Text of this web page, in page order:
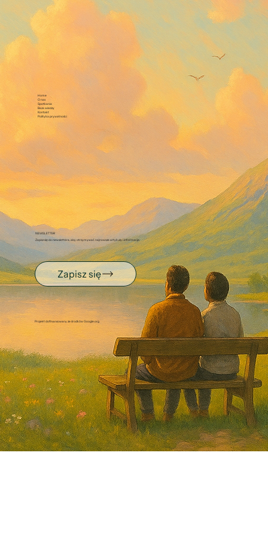
Home
O nas
Spotkania
Baza wiedzy
Kontakt
Polityka prywatności
NEWSLETTER
Zapisz się do newslettera, aby otrzymywać najnowsze artykuły i informacje.
Zapisz się
Projekt dofinansowany ze środków Google.org